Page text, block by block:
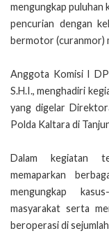
mengungkap puluhan
pencurian dengan
bermotor (curanmor)
Anggota Komisi I
S.H.I., menghadiri
yang digelar
Polda Kaltara di
Dalam kegiatan
memaparkan
mengungkap
masyarakat serta
beroperasi di